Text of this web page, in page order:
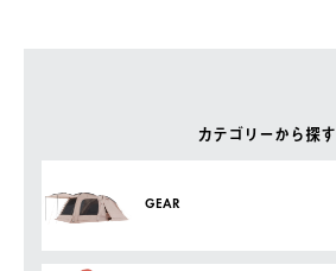
カテゴリーから探す
GEAR